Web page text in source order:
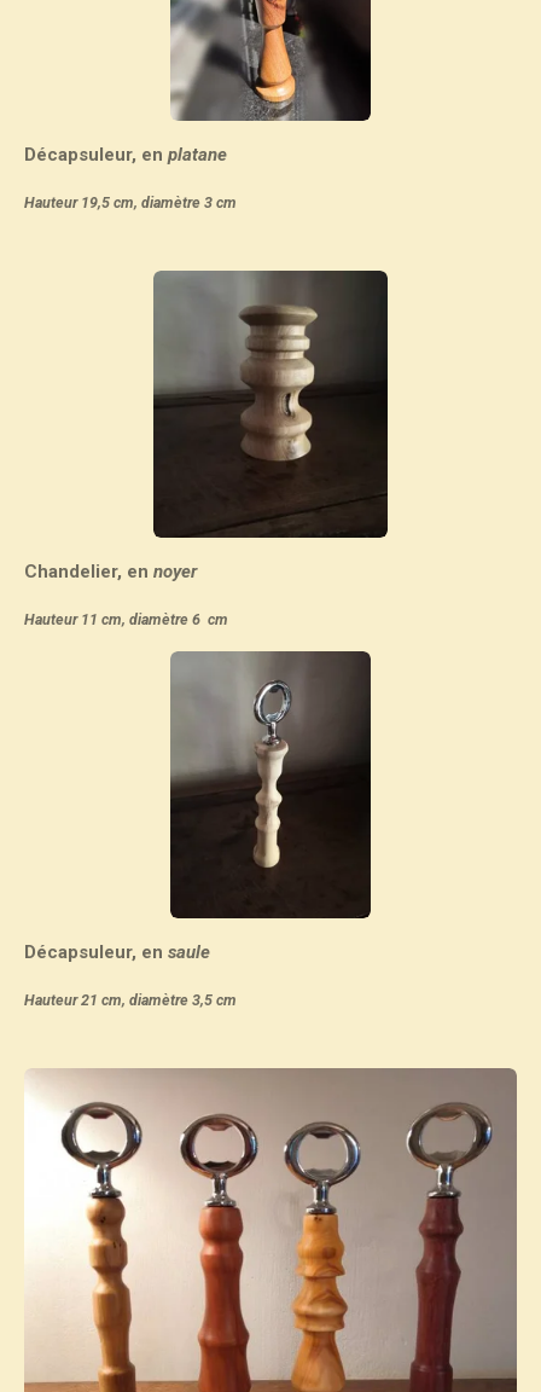
Décapsuleur, en platane
Hauteur 19,5 cm, diamètre 3 cm
Chandelier, en noyer
Hauteur 11 cm, diamètre 6 cm
Décapsuleur, en saule
Hauteur 21 cm, diamètre 3,5 cm